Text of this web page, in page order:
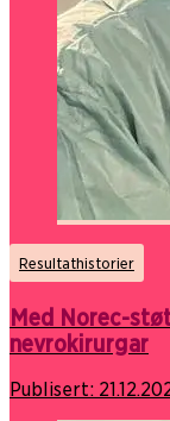
Resultathistorier
Med Norec-
nevrokirurgar
Publisert: